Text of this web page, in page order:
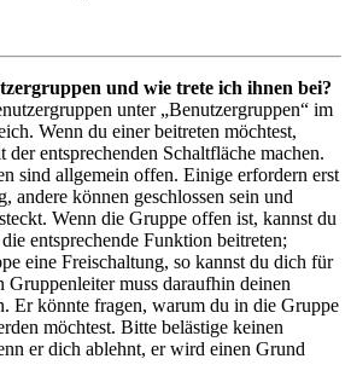
und wie trete ich ihnen bei?
unter „Benutzergruppen“ im
Wenn du einer beitreten möchtest,
der entsprechenden Schaltfläche machen.
sind allgemein offen. Einige erfordern erst
andere können geschlossen sein und
Wenn die Gruppe offen ist, kannst du
entsprechende Funktion beitreten;
eine Freischaltung, so kannst du dich für
Gruppenleiter muss daraufhin deinen
Er könnte fragen, warum du in die Gruppe
möchtest. Bitte belästige keinen
er dich ablehnt, er wird einen Grund